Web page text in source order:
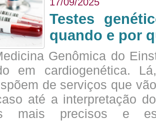
Testes
quando e por
Genômica do
em cardiogenética.
de serviços que
até a interpretação
mais precisos e